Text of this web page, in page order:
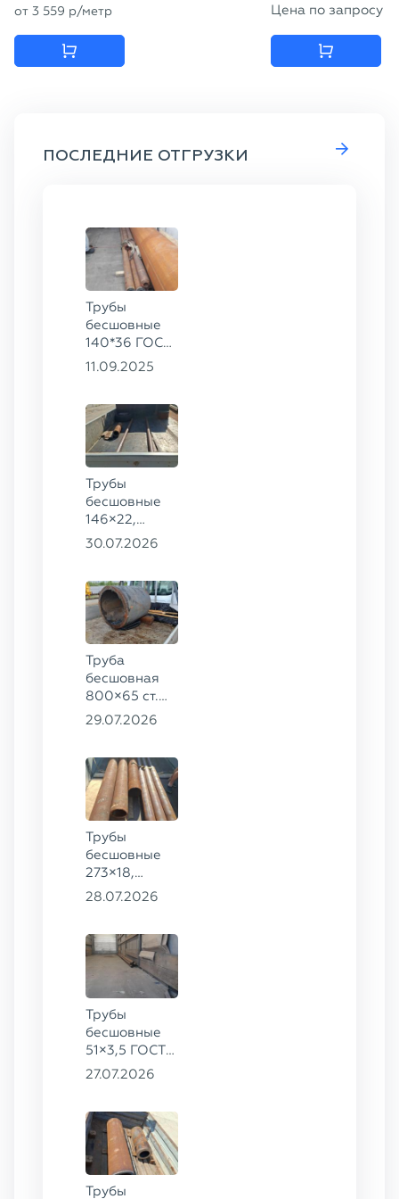
от 3 559 p/метр Цена по запросу
ПОСЛЕДНИЕ ОТГРУЗКИ
Трубы
бесшовные
140*36 ГОСТ
8732-78, ст.
11.09.2025
Трубы
бесшовные
146×22,
68×12 ГОСТ
30.07.2026
Труба
бесшовная
800×65 ст.
17ГС
29.07.2026
Трубы
бесшовные
273×18,
168×12 ГОСТ
28.07.2026
Трубы
бесшовные
51×3,5 ГОСТ
8732-78, ст.
27.07.2026
Трубы